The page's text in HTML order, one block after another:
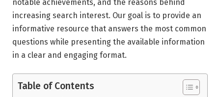
notable achievements, and the reasons behind
increasing search interest. Our goal is to provide an
informative resource that answers the most common
questions while presenting the available information
in a clear and engaging format.
Table of Contents